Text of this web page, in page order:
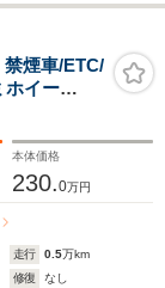
煙車/ETC/
ホイー
ロントシー
本体価格
230.0万円
走行 0.5万km
修復
なし